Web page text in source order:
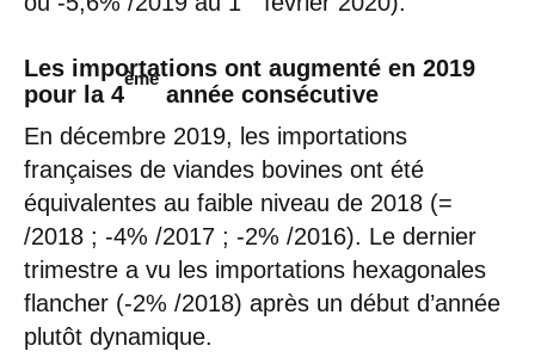
Les importations ont augmenté en 2019
pour la 4
ème
année consécutive
En décembre 2019, les importations
françaises de viandes bovines ont été
équivalentes au faible niveau de 2018 (=
/2018 ; -4% /2017 ; -2% /2016). Le dernier
trimestre a vu les importations hexagonales
flancher (-2% /2018) après un début d’année
plutôt dynamique.